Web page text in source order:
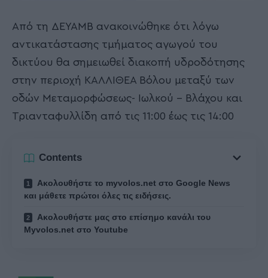
Από τη ΔΕΥΑΜΒ ανακοινώθηκε ότι λόγω
αντικατάστασης τμήματος αγωγού του
δικτύου θα σημειωθεί διακοπή υδροδότησης
στην περιοχή ΚΑΛΛΙΘΕΑ Βόλου μεταξύ των
οδών Μεταμορφώσεως- Ιωλκού – Βλάχου και
Τριανταφυλλίδη από τις 11:00 έως τις 14:00
Contents
Ακολουθήστε το myvolos.net στο Google News
και μάθετε πρώτοι όλες τις ειδήσεις.
Ακολουθήστε μας στο επίσημο κανάλι του
Myvolos.net στο Youtube